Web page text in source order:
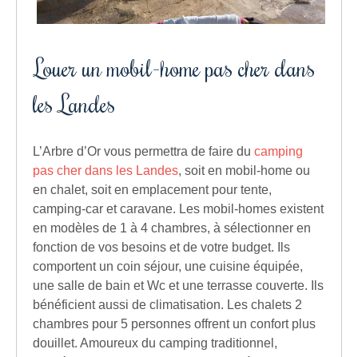
Louer un mobil-home pas cher dans
les Landes
L’Arbre d’Or vous permettra de faire du camping
pas cher dans les Landes, soit en mobil-home ou
en chalet, soit en emplacement pour tente,
camping-car et caravane. Les mobil-homes existent
en modèles de 1 à 4 chambres, à sélectionner en
fonction de vos besoins et de votre budget. Ils
comportent un coin séjour, une cuisine équipée,
une salle de bain et Wc et une terrasse couverte. Ils
bénéficient aussi de climatisation. Les chalets 2
chambres pour 5 personnes offrent un confort plus
douillet. Amoureux du camping traditionnel,